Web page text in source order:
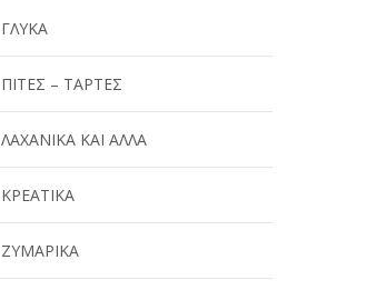
ΓΛΥΚΑ
ΠΙΤΕΣ – ΤΑΡΤΕΣ
ΛΑΧΑΝΙΚΑ ΚΑΙ ΑΛΛΑ
ΚΡΕΑΤΙΚΑ
ΖΥΜΑΡΙΚΑ